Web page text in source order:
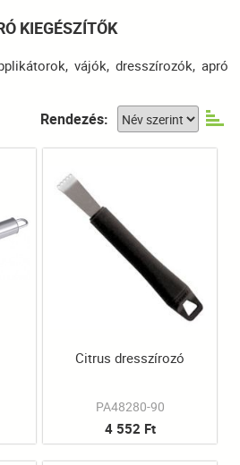
KIEGÉSZÍTŐK
vájók, dresszírozók, apró
Rendezés:
Citrus dresszírozó
PA48280-90
4 552 Ft